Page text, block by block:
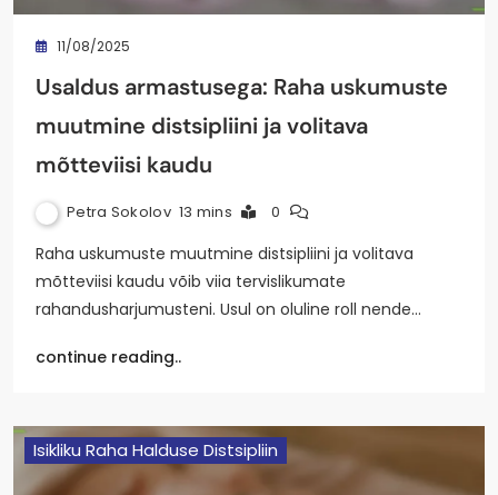
11/08/2025
Usaldus armastusega: Raha uskumuste
muutmine distsipliini ja volitava
mõtteviisi kaudu
Petra Sokolov 13 mins 0
Raha uskumuste muutmine distsipliini ja volitava
mõtteviisi kaudu võib viia tervislikumate
rahandusharjumusteni. Usul on oluline roll nende…
continue reading..
Isikliku Raha Halduse Distsipliin